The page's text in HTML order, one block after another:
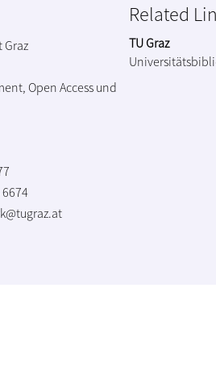
Graz
Open Access und
6674
Related
TU Graz